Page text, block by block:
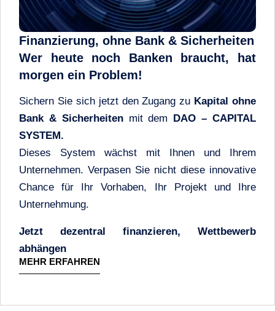
Finanzierung, ohne Bank & Sicherheiten
Wer heute noch Banken braucht, hat
morgen ein Problem!
Sichern Sie sich jetzt den Zugang zu Kapital ohne
Bank & Sicherheitenmit dem DAO – CAPITAL
SYSTEM.
Dieses System wächst mit Ihnen und Ihrem
Unternehmen. Verpasen Sie nicht diese innovative
Chance für Ihr Vorhaben, Ihr Projekt und Ihre
Unternehmung.
Jetzt dezentral finanzieren, Wettbewerb
abhängen
MEHR ERFAHREN